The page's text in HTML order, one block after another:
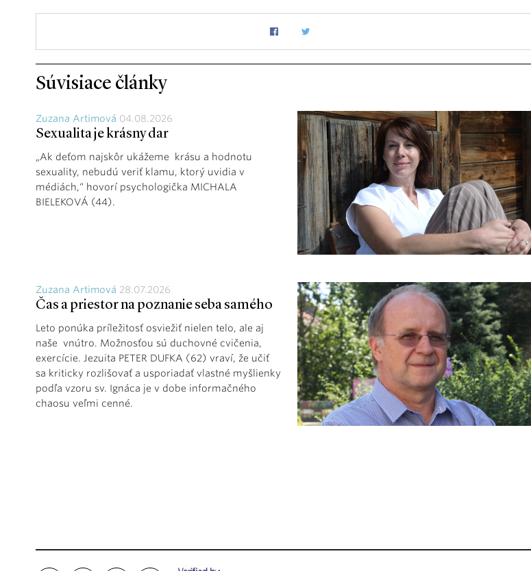
Súvisiace články
Zuzana Artimová 04.08.2026
Sexualita je krásny dar
„Ak deťom najskôr ukážeme krásu a hodnotu
sexuality, nebudú veriť klamu, ktorý uvidia v
médiách,“ hovorí psychologička MICHALA
BIELEKOVÁ (44).
Zuzana Artimová 28.07.2026
Čas a priestor na poznanie seba samého
Leto ponúka príležitosť osviežiť nielen telo, ale aj
naše vnútro. Možnosťou sú duchovné cvičenia,
exercície. Jezuita PETER DUFKA (62) vraví, že učiť
sa kriticky rozlišovať a usporiadať vlastné myšlienky
podľa vzoru sv. Ignáca je v dobe informačného
chaosu veľmi cenné.